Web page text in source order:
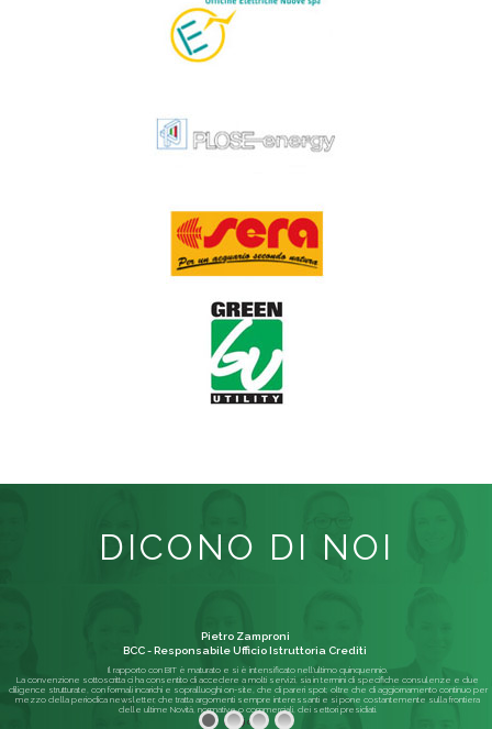
DICONO DI NOI
Il rapporto con BIT è maturato e si è intensificato nell'ultimo quinquennio.
La convenzione sottoscritta ci ha consentito di accedere a molti servizi, sia in termini di specifiche consulenze e due
diligence strutturate, con formali incarichi e sopralluoghi on-site, che di pareri spot; oltre che di aggiornamento continuo per
mezzo della periodica newsletter, che tratta argomenti sempre interessanti e si pone costantemente sulla frontiera
delle ultime Novità, normative o commerciali, dei settori presidiati.
Pietro Zamproni
BCC - Responsabile Ufficio Istruttoria Crediti
Leggi di più